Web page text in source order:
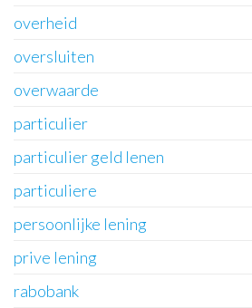
overheid
oversluiten
overwaarde
particulier
particulier geld lenen
particuliere
persoonlijke lening
prive lening
rabobank